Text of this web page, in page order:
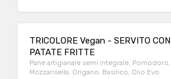
TRICOLORE Vegan - SERVITO CON
PATATE FRITTE
Pane artigianale semi integrale, Pomodoro,
Mozzarisella, Origano, Basilico, Olio Evo.